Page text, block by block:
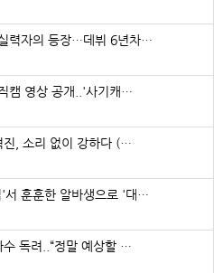
력자의 등장…데뷔 6년차…
캠 영상 공개..'사기캐…
진, 소리 없이 강하다 (…
서 훈훈한 알바생으로 '대…
수 독려..“정말 예상할 …